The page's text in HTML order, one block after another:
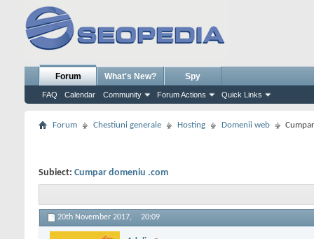
Forum
FAQ Calendar Community Forum Actions Quick Links
What's New? Spy
Forum Chestiuni generale Hosting Domenii web
Subiect: Cumpar domeniu .com
20th November 2017, 20:09